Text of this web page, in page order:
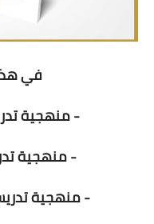
في
- منهجية
- منهجية
- منهجية